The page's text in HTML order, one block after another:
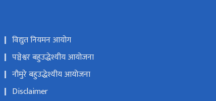
विद्युत नियमन आयोग
पञ्चेश्वर बहुउद्धेश्यीय आयोजना
नौमुरे बहुउद्धेश्यीय आयोजना
Disclaimer